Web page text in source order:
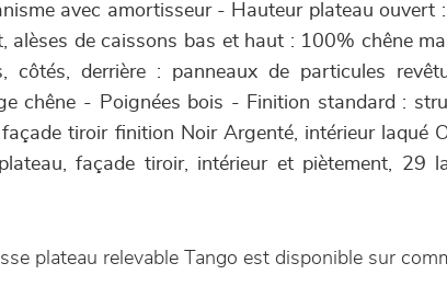
avec amortisseur - Hauteur plateau ouvert
alèses de caissons bas et haut : 100% chêne
côtés, derrière : panneaux de particules
chêne - Poignées bois - Finition standard :
tiroir finition Noir Argenté, intérieur laqué
façade tiroir, intérieur et piètement, 29
plateau relevable Tango est disponible sur